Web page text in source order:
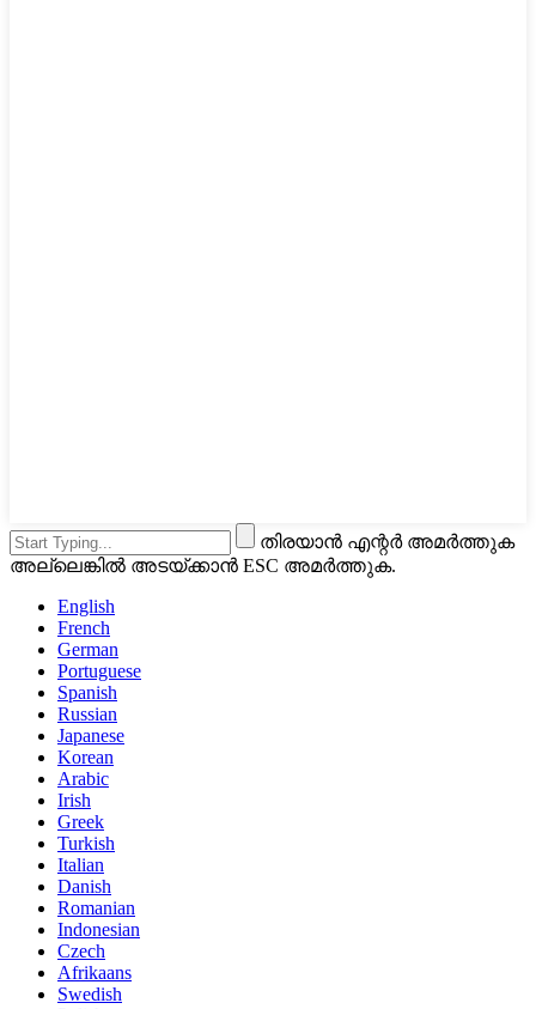
തിരയാൻ എന്റർ അമർത്തുക
അല്ലെങ്കിൽ അടയ്ക്കാൻ ESC അമർത്തുക.
English
French
German
Portuguese
Spanish
Russian
Japanese
Korean
Arabic
Irish
Greek
Turkish
Italian
Danish
Romanian
Indonesian
Czech
Afrikaans
Swedish